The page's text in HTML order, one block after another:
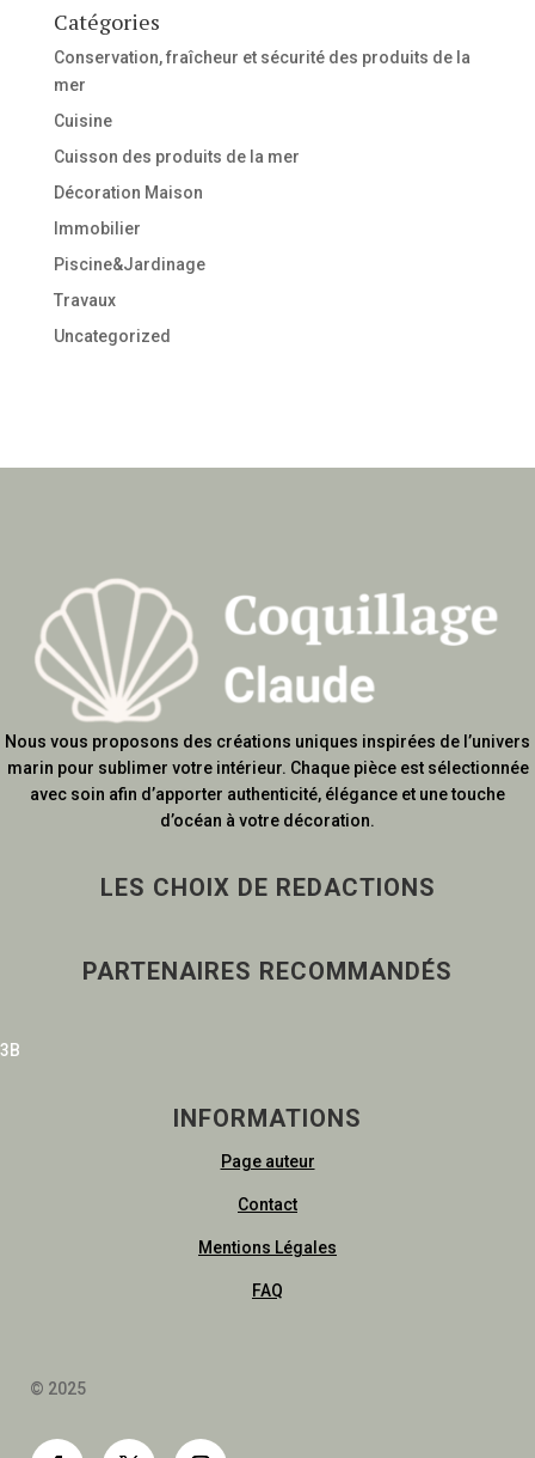
Catégories
Conservation, fraîcheur et sécurité des produits de la
mer
Cuisine
Cuisson des produits de la mer
Décoration Maison
Immobilier
Piscine&Jardinage
Travaux
Uncategorized
Nous vous proposons des créations uniques inspirées de l’univers
marin pour sublimer votre intérieur. Chaque pièce est sélectionnée
avec soin afin d’apporter authenticité, élégance et une touche
d’océan à votre décoration.
LES CHOIX DE REDACTIONS
PARTENAIRES RECOMMANDÉS
3B
INFORMATIONS
Page auteur
Contact
Mentions Légales
FAQ
© 2025